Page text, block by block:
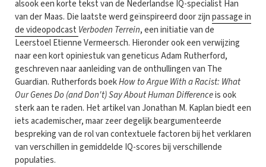
alsook een korte tekst van de Nederlandse IQ-specialist Han
van der Maas. Die laatste werd geïnspireerd door zijnpassage in
de videopodcast Verboden Terrein, een initiatie van de
Leerstoel Etienne Vermeersch. Hieronder ook een verwijzing
naar een kort opiniestuk van geneticus Adam Rutherford,
geschreven naar aanleiding van de onthullingen van The
Guardian. Rutherfords boekHow to Argue With a Racist: What
Our Genes Do (and Don't) Say About Human Differenceis ook
sterk aan te raden. Het artikel van Jonathan M. Kaplan biedt een
iets academischer, maar zeer degelijk beargumenteerde
bespreking van de rol van contextuele factoren bij het verklaren
van verschillen in gemiddelde IQ-scores bij verschillende
populaties.